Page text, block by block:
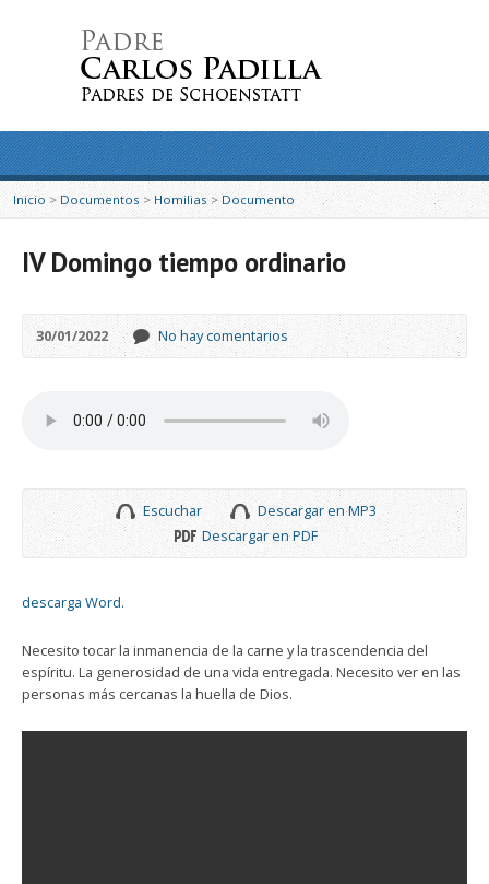
Inicio >Documentos> Homilias>Documento
IV Domingo tiempo ordinario
30/01/2022 No hay comentarios
Escuchar
Descargar en MP3
Descargar en PDF
descarga Word.
Necesito tocar la inmanencia de la carne y la trascendencia del
espíritu. La generosidad de una vida entregada. Necesito ver en las
personas más cercanas la huella de Dios.